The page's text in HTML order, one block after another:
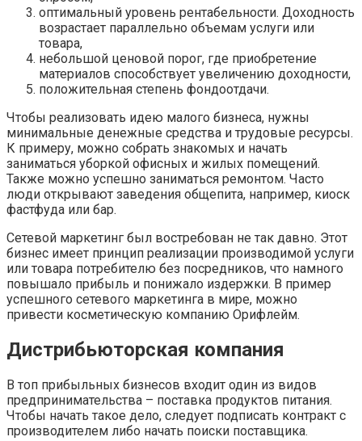
оптимальный уровень рентабельности. Доходность
возрастает параллельно объемам услуги или
товара,
небольшой ценовой порог, где приобретение
материалов способствует увеличению доходности,
положительная степень фондоотдачи.
Чтобы реализовать идею малого бизнеса, нужны
минимальные денежные средства и трудовые ресурсы.
К примеру, можно собрать знакомых и начать
заниматься уборкой офисных и жилых помещений.
Также можно успешно заниматься ремонтом. Часто
люди открывают заведения общепита, например, киоск
фастфуда или бар.
Сетевой маркетинг был востребован не так давно. Этот
бизнес имеет принцип реализации производимой услуги
или товара потребителю без посредников, что намного
повышало прибыль и понижало издержки. В пример
успешного сетевого маркетинга в мире, можно
привести косметическую компанию Орифлейм.
Дистрибьюторская компания
В топ прибыльных бизнесов входит один из видов
предпринимательства – поставка продуктов питания.
Чтобы начать такое дело, следует подписать контракт с
производителем либо начать поиски поставщика.